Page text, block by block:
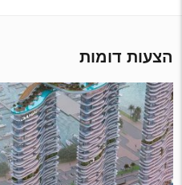
הצעות דומות